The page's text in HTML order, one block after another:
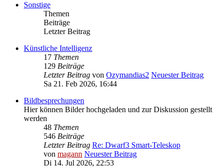
Sonstige
Themen
Beiträge
Letzter Beitrag
Künstliche Intelligenz
17 Themen
129 Beiträge
Letzter Beitrag von Ozymandias2 Neuester Beitrag
Sa 21. Feb 2026, 16:44
Bildbesprechungen
Hier können Bilder hochgeladen und zur Diskussion gestellt
werden
48 Themen
546 Beiträge
Letzter Beitrag Re: Dwarf3 Smart-Teleskop
von magann Neuester Beitrag
Di 14. Jul 2026, 22:53